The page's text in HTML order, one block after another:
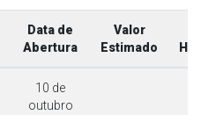
Data de
Abertura
Valor
Estimado
10 de
outubro